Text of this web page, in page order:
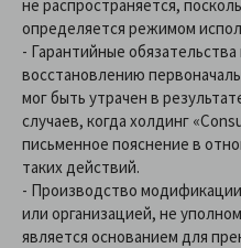
не распространяется,
определяется режимом
- Гарантийные
восстановлению
мог быть утрачен в
случаев, когда холдинг
письменное пояснение в
таких действий.
- Производство
или организацией, не
является основанием для